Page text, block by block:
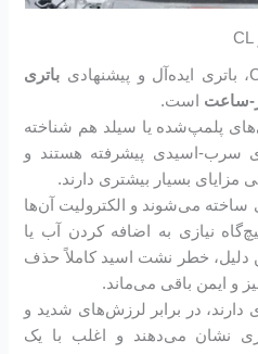
باتری
است.
پلمپ‌شده یا سیلد هم شناخته
سرب-اسیدی پیشرفته هستند و
بسیار بیشتری دارند.
ساخته می‌شوند و الکترولیت آن‌ها
نیازی به اضافه کردن آب یا
دلیل، خطر نشت اسید کاملاً حذف
و ایمن باقی می‌ماند.
دارند، در برابر لرزش‌های شدید و
نشان می‌دهند و اغلب با یک